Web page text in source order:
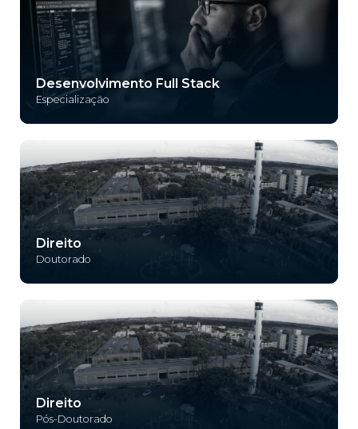
Desenvolvimento Full Stack
Especialização
Direito
Doutorado
Direito
Pós-Doutorado